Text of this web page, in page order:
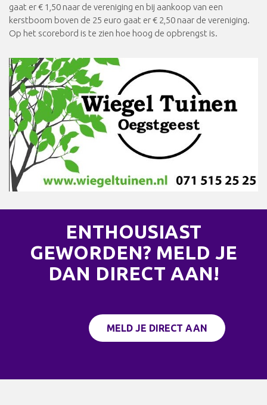
gaat er € 1,50 naar de vereniging en bij aankoop van een
kerstboom boven de 25 euro gaat er € 2,50 naar de vereniging.
Op het scorebord is te zien hoe hoog de opbrengst is.
ENTHOUSIAST
GEWORDEN? MELD JE
DAN DIRECT AAN!
MELD JE DIRECT AAN